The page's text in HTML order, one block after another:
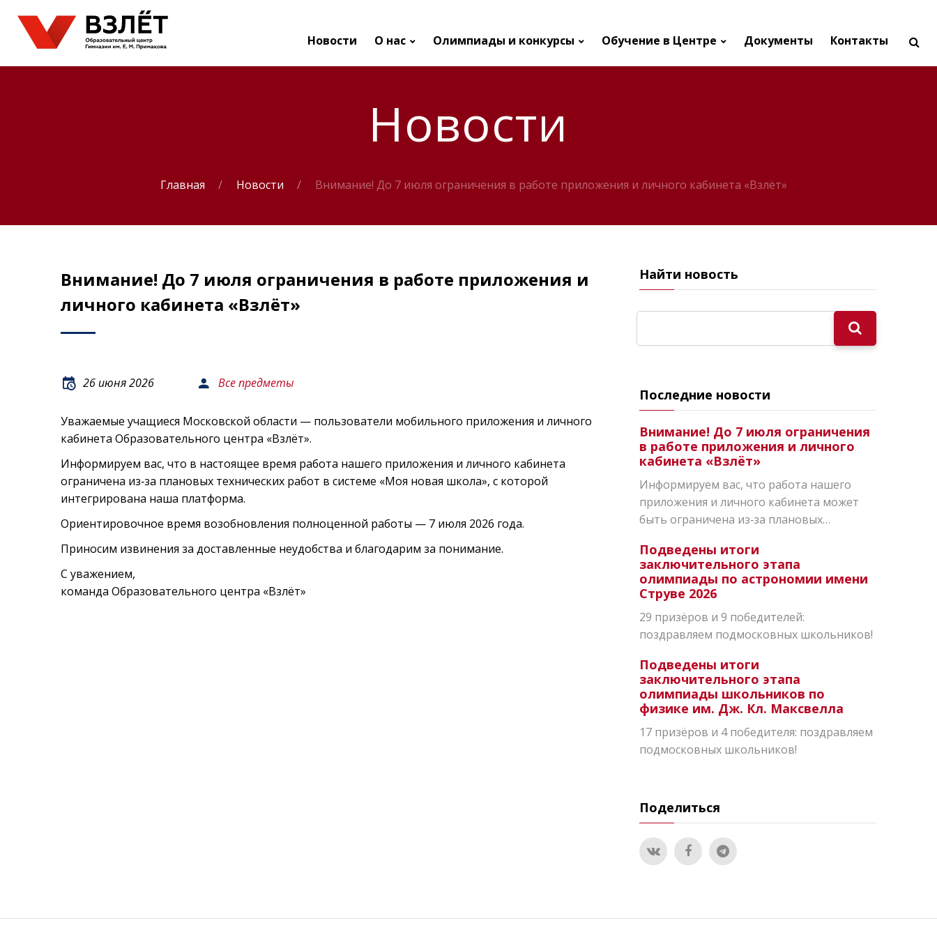
Новости О нас Олимпиады и конкурсы Обучение в Центре Документы Контакты
Новости
Главная Новости Внимание! До 7 июля ограничения в работе приложения и личного кабинета «Взлёт»
Внимание! До 7 июля ограничения в работе приложения и
личного кабинета «Взлёт»
26 июня 2026 Все предметы
Уважаемые учащиеся Московской области — пользователи мобильного приложения и личного
кабинета Образовательного центра «Взлёт».
Информируем вас, что в настоящее время работа нашего приложения и личного кабинета
ограничена из‑за плановых технических работ в системе «Моя новая школа», с которой
интегрирована наша платформа.
Ориентировочное время возобновления полноценной работы — 7 июля 2026 года.
Приносим извинения за доставленные неудобства и благодарим за понимание.
С уважением,
команда Образовательного центра «Взлёт»
Найти новость
Последние новости
Внимание! До 7 июля ограничения
в работе приложения и личного
кабинета «Взлёт»
Информируем вас, что работа нашего
приложения и личного кабинета может
быть ограничена из‑за плановых…
Подведены итоги
заключительного этапа
олимпиады по астрономии имени
Струве 2026
29 призёров и 9 победителей:
поздравляем подмосковных школьников!
Подведены итоги
заключительного этапа
олимпиады школьников по
физике им. Дж. Кл. Максвелла
17 призёров и 4 победителя: поздравляем
подмосковных школьников!
Поделиться